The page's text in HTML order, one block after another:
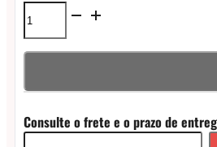
Líquido
Magna
-
Consulte o frete e o prazo de